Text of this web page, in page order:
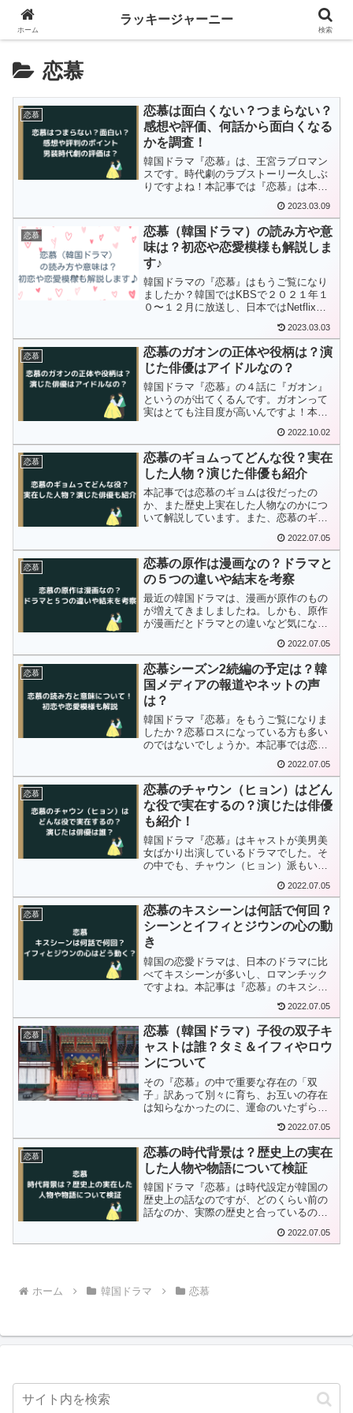
恋慕
恋慕
恋慕は面白くない？つまらない？
感想や評価、何話から面白くなる
かを調査！
韓国ドラマ『恋慕』は、王宮ラブロマン
スです。時代劇のラブストーリー久しぶ
りですよね！本記事では『恋慕』は本当
につまらないのか？！感想や評価など調
べてまとめましたので、紹介していきま
す！
2023.03.09
恋慕
恋慕（韓国ドラマ）の読み方や意
味は？初恋や恋愛模様も解説しま
す♪
韓国ドラマの『恋慕』はもうご覧になり
ましたか？韓国ではKBSで２０２１年１
０〜１２月に放送し、日本ではNetflixで
時間差がなく楽しめるドラマでしたね！
キャストの方はもちろん素敵な方ばかり
でしたが、映像...
2023.03.03
恋慕
恋慕のガオンの正体や役柄は？演
じた俳優はアイドルなの？
韓国ドラマ『恋慕』の４話に『ガオン』
というのが出てくるんです。ガオンって
実はとても注目度が高いんですよ！本記
正体を暴いていきたいと思います♪2022.10.02
恋慕
恋慕のギョムってどんな役？実在
した人物？演じた俳優も紹介
本記事では恋慕のギョムは役だったの
か、また歴史上実在した人物なのかにつ
いて解説しています。また、恋慕のギョ
2022.07.05
恋慕
恋慕の原作は漫画なの？ドラマと
の５つの違いや結末を考察
最近の韓国ドラマは、漫画が原作のもの
が増えてきましましたね。しかも、原作
が漫画だとドラマとの違いなど気になっ
慕』の原作は本当に漫画なのか？脚本家
オリジナルなのか？ご紹介していきたい
と思います♪
2022.07.05
恋慕
恋慕シーズン2続編の予定は？韓
国メディアの報道やネットの声
は？
韓国ドラマ『恋慕』をもうご覧になりま
したか？恋慕ロスになっている方も多い
のではないでしょうか。本記事では恋慕
のシーズン２続編の予定はあるの？韓国
メディアやネットの口コミ情報からシー
ズン２について考察しました。
2022.07.05
恋慕
恋慕のチャウン（ヒョン）はどん
な役で実在するの？演じたは俳優
も紹介！
韓国ドラマ『恋慕』はキャストが美男美
女ばかり出演しているドラマでした。そ
の中でも、チャウン（ヒョン）派もいた
しますが、チャウン（ヒョン）はどんな
役で実在の人物なのか、気になる俳優は
誰なのか？調べましたので紹介していき
ますよ♪
2022.07.05
恋慕
恋慕のキスシーンは何話で何回？
シーンとイフィとジウンの心の動
き
韓国の恋愛ドラマは、日本のドラマに比
べてキスシーンが多いし、ロマンチック
ですよね。本記事は『恋慕』のキスシー
ーションだったのか、紹介していきたい
と思います！
2022.07.05
恋慕
恋慕（韓国ドラマ）子役の双子キ
ャストは誰？タミ＆イフィやロウ
ンについて
その『恋慕』の中で重要な存在の「双
子」訳あって別々に育ち、お互いの存在
は知らなかったのに、運命のいたずらで
すが、演技力もあって、可愛いんです
よ。『恋慕」の双子の子役は一体誰なの
でしょうか？やっぱり双子なんでしょう
か？
2022.07.05
恋慕
恋慕の時代背景は？歴史上の実在
した人物や物語について検証
韓国ドラマ『恋慕』は時代設定が韓国の
歴史上の話なのですが、どのくらい前の
話なのか、実際の歴史と合っているの
慕』の時代背景はいつなのか、歴史上実
2022.07.05
ホーム 韓国ドラマ 恋慕
ホーム
ラッキージャーニー
検索